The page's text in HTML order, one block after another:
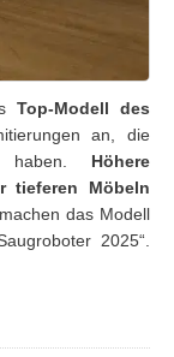
Top-Modell des
an, die
haben. Höhere
tieferen Möbeln
machen das Modell
2025“.